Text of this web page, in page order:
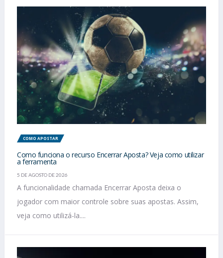
COMO APOSTAR
Como funciona o recurso Encerrar Aposta? Veja como utilizar
a ferramenta
5 DE AGOSTO DE 2026
A funcionalidade chamada Encerrar Aposta deixa o
jogador com maior controle sobre suas apostas. Assim,
veja como utilizá-la....